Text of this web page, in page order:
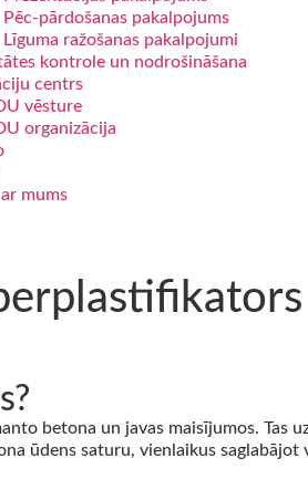
Pēc-pārdošanas pakalpojums
Līguma ražošanas pakalpojumi
kontrole un nodrošināšana
centrs
vēsture
organizācija
mums
betona un javas maisījumos.
ūdens saturu, vienlaikus